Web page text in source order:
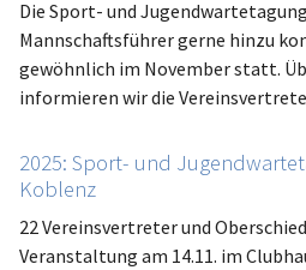
Die Sport- und
Mannschaftsführer gerne hinzu
gewöhnlich im November statt.
informieren wir die
2025: Sport- und
Koblenz
22 Vereinsvertreter und
Veranstaltung am 14.11. im